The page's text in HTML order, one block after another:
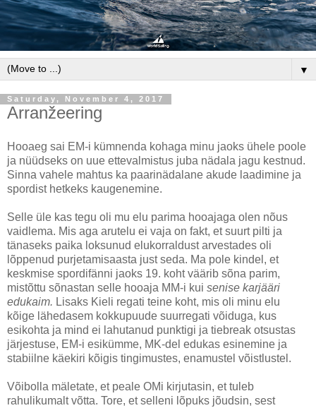
▼
Saturday, November 4, 2017
Arranžeering
Hooaeg sai EM-i kümnenda kohaga minu jaoks ühele poole
ja nüüdseks on uue ettevalmistus juba nädala jagu kestnud.
Sinna vahele mahtus ka paarinädalane akude laadimine ja
spordist hetkeks kaugenemine.
Selle üle kas tegu oli mu elu parima hooajaga olen nõus
vaidlema. Mis aga arutelu ei vaja on fakt, et suurt pilti ja
tänaseks paika loksunud elukorraldust arvestades oli
lõppenud purjetamisaasta just seda. Ma pole kindel, et
keskmise spordifänni jaoks 19. koht väärib sõna parim,
mistõttu sõnastan selle hooaja MM-i kui senise karjääri
edukaim. Lisaks Kieli regati teine koht, mis oli minu elu
kõige lähedasem kokkupuude suurregati võiduga, kus
esikohta ja mind ei lahutanud punktigi ja tiebreak otsustas
järjestuse, EM-i esikümme, MK-del edukas esinemine ja
stabiilne käekiri kõigis tingimustes, enamustel võistlustel.
Võibolla mäletate, et peale OMi kirjutasin, et tuleb
rahulikumalt võtta. Tore, et selleni lõpuks jõudsin, sest